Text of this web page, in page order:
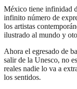
México tiene infinidad
infinito número de
los artistas
ilustrado al mundo y
Ahora el egresado de
salir de la Unesco, no
reales nadie lo va a
los sentidos.